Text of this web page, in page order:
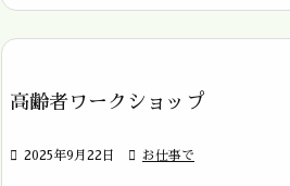
高齢者ワークショップ
 2025年9月22日  お仕事で